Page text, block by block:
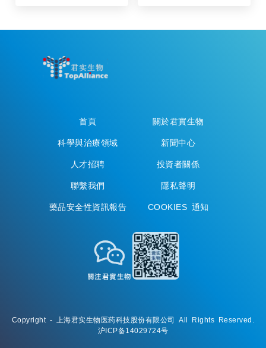
首頁
關於君實生物
科學與治療領域
新聞中心
人才招聘
投資者關係
聯繫我們
隱私聲明
藥品安全性資訊報告
COOKIES 通知
關注君實生物
Copyright - 上海君实生物医药科技股份有限公司 All Rights Reserved.
沪ICP备14029724号